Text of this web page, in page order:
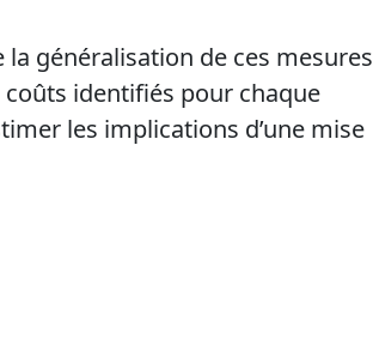
la généralisation de ces mesures
identifiés pour chaque
les implications d’une mise